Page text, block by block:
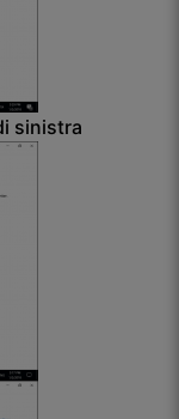
sinistra